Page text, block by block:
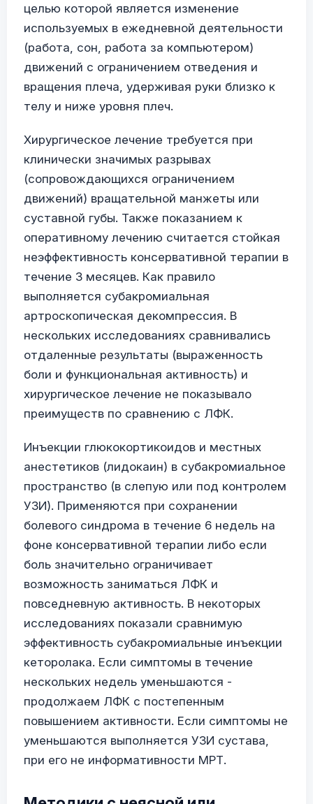
целью которой является изменение
используемых в ежедневной деятельности
(работа, сон, работа за компьютером)
движений с ограничением отведения и
вращения плеча, удерживая руки близко к
телу и ниже уровня плеч.
Хирургическое лечение требуется при
клинически значимых разрывах
(сопровождающихся ограничением
движений) вращательной манжеты или
суставной губы. Также показанием к
оперативному лечению считается стойкая
неэффективность консервативной терапии в
течение 3 месяцев. Как правило
выполняется субакромиальная
артроскопическая декомпрессия. В
нескольких исследованиях сравнивались
отдаленные результаты (выраженность
боли и функциональная активность) и
хирургическое лечение не показывало
преимуществ по сравнению с ЛФК.
Инъекции глюкокортикоидов и местных
анестетиков (лидокаин) в субакромиальное
пространство (в слепую или под контролем
УЗИ). Применяются при сохранении
болевого синдрома в течение 6 недель на
фоне консервативной терапии либо если
боль значительно ограничивает
возможность заниматься ЛФК и
повседневную активность. В некоторых
исследованиях показали сравнимую
эффективность субакромиальные инъекции
кеторолака. Если симптомы в течение
нескольких недель уменьшаются -
продолжаем ЛФК с постепенным
повышением активности. Если симптомы не
уменьшаются выполняется УЗИ сустава,
при его не информативности МРТ.